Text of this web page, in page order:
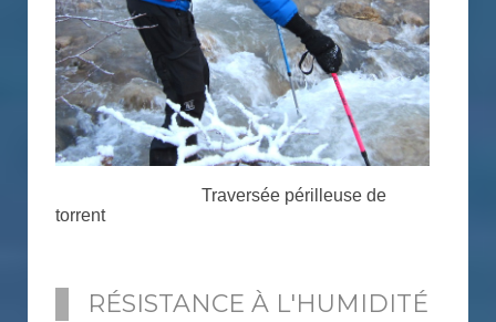
Traversée périlleuse de
torrent
RÉSISTANCE À L'HUMIDITÉ